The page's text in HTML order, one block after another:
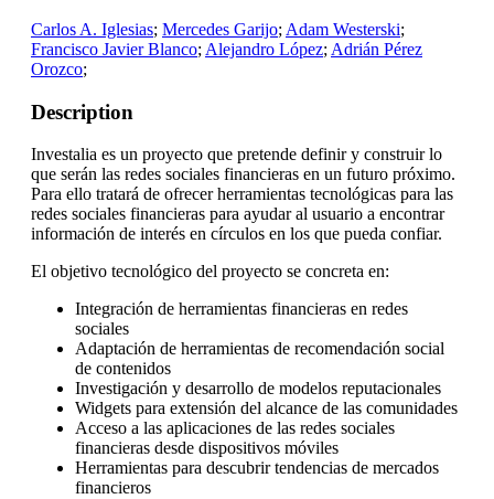
Carlos A. Iglesias; Mercedes Garijo; Adam Westerski;
Francisco Javier Blanco; Alejandro López; Adrián Pérez
Orozco;
Description
Investalia es un proyecto que pretende definir y construir lo
que serán las redes sociales financieras en un futuro próximo.
Para ello tratará de ofrecer herramientas tecnológicas para las
redes sociales financieras para ayudar al usuario a encontrar
información de interés en círculos en los que pueda confiar.
El objetivo tecnológico del proyecto se concreta en:
Integración de herramientas financieras en redes
sociales
Adaptación de herramientas de recomendación social
de contenidos
Investigación y desarrollo de modelos reputacionales
Widgets para extensión del alcance de las comunidades
Acceso a las aplicaciones de las redes sociales
financieras desde dispositivos móviles
Herramientas para descubrir tendencias de mercados
financieros